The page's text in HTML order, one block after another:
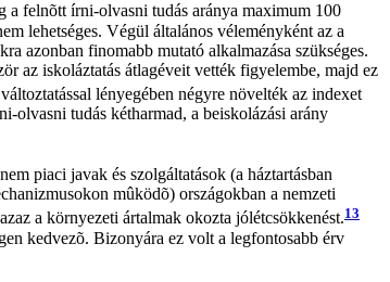
a felnõtt írni-olvasni tudás aránya maximum 100
lehetséges. Végül általános véleményként az a
azonban finomabb mutató alkalmazása szükséges.
az iskoláztatás átlagéveit vették figyelembe, majd ez
lényegében négyre növelték az indexet
olvasni tudás kétharmad, a beiskolázási arány
piaci javak és szolgáltatások (a háztartásban
mûködõ) országokban a nemzeti
a környezeti ártalmak okozta jólétcsökkenést.13
kedvezõ. Bizonyára ez volt a legfontosabb érv